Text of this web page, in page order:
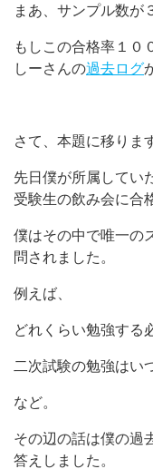
まあ、サンプル数が
もしこの合格率１０
しーさんの過去ログ
さて、本題に移りま
先日僕が所属してい
受験生の飲み会に合
僕はその中で唯一の
問されました。
例えば、
どれくらい勉強する
二次試験の勉強はい
など。
その辺の話は僕の過
答えしました。